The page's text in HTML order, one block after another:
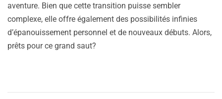
aventure. Bien que cette transition puisse sembler
complexe, elle offre également des possibilités infinies
d’épanouissement personnel et de nouveaux débuts. Alors,
prêts pour ce grand saut?